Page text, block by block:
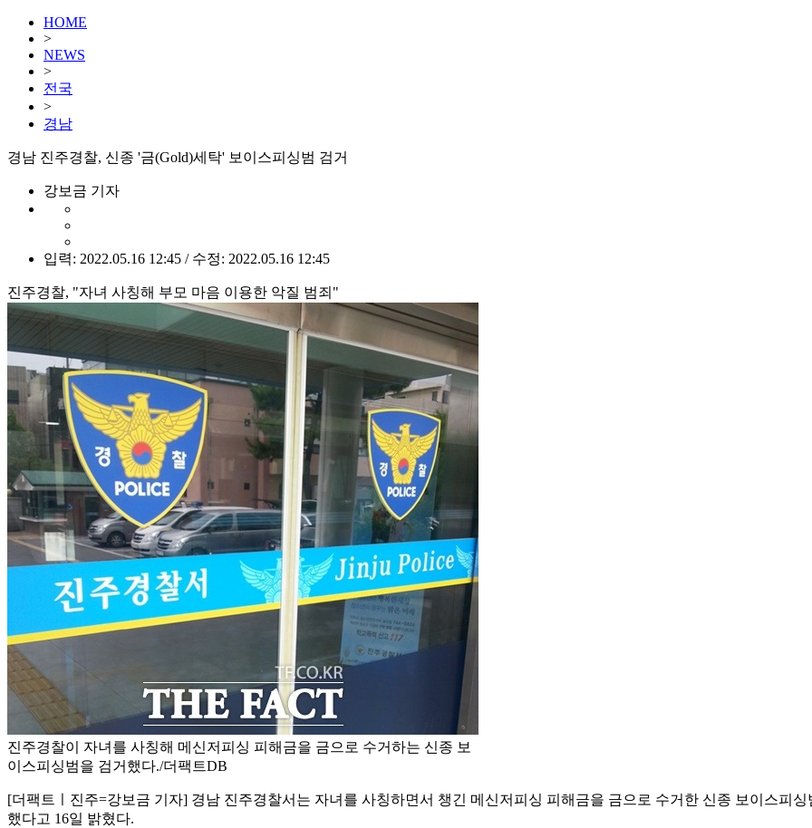
HOME
>
NEWS
>
전국
>
경남
경남 진주경찰, 신종 '금(Gold)세탁' 보이스피싱범 검거
강보금 기자
입력: 2022.05.16 12:45 / 수정: 2022.05.16 12:45
진주경찰, "자녀 사칭해 부모 마음 이용한 악질 범죄"
진주경찰이 자녀를 사칭해 메신저피싱 피해금을 금으로 수거하는 신종 보
이스피싱범을 검거했다./더팩트DB
[더팩트ㅣ진주=강보금 기자] 경남 진주경찰서는 자녀를 사칭하면서 챙긴 메신저피싱 피해금을 금으로 수거한 신종 보이스피
했다고 16일 밝혔다.